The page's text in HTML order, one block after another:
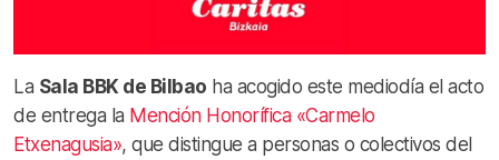
La Sala BBK de Bilbao ha acogido este mediodía el acto
de entrega la Mención Honorífica «Carmelo
Etxenagusia», que distingue a personas o colectivos del